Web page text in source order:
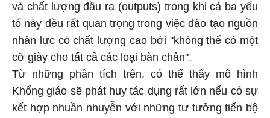
và chất lượng đầu ra (outputs) trong khi cả ba yếu
tố này đều rất quan trọng trong việc đào tạo nguồn
nhân lực có chất lượng cao bởi "không thể có một
cỡ giày cho tất cả các loại bàn chân".
Từ những phân tích trên, có thể thấy mô hình
Khổng giáo sẽ phát huy tác dụng rất lớn nếu có sự
kết hợp nhuần nhuyễn với những tư tưởng tiến bộ